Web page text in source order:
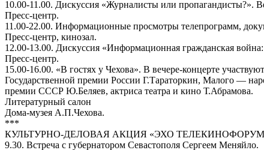
10.00-11.00. Дискуссия «Журналисты или пропагандисты?».
Пресс-центр.
11.00-22.00. Информационные просмотры телепрограмм,
Пресс-центр, кинозал.
12.00-13.00. Дискуссия «Информационная гражданская
Пресс-центр.
15.00-16.00. «В гостях у Чехова». В вечере-концерте
Государственной премии России Г.Тараторкин, Малого —
премии СССР Ю.Беляев, актриса театра и кино Т.Абрамова.
Литературный салон
Дома-музея А.П.Чехова.
***
КУЛЬТУРНО-ДЕЛОВАЯ АКЦИЯ «ЭХО
9.30. Встреча с губернатором Севастополя Сергеем Меняйло.